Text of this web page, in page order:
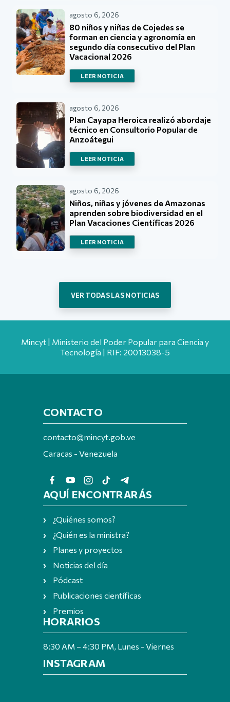
agosto 6, 2026
80 niños y niñas de Cojedes se
forman en ciencia y agronomía en
segundo día consecutivo del Plan
Vacacional 2026
LEER NOTICIA
agosto 6, 2026
Plan Cayapa Heroica realizó abordaje
técnico en Consultorio Popular de
Anzoátegui
LEER NOTICIA
agosto 6, 2026
Niños, niñas y jóvenes de Amazonas
aprenden sobre biodiversidad en el
Plan Vacaciones Científicas 2026
LEER NOTICIA
VER TODAS LAS NOTICIAS
Mincyt | Ministerio del Poder Popular para Ciencia y
Tecnología | RIF: 20013038-5
CONTACTO
contacto@mincyt.gob.ve
Caracas - Venezuela
AQUÍ ENCONTRARÁS
¿Quiénes somos?
¿Quién es la ministra?
Planes y proyectos
Noticias del día
Pódcast
Publicaciones científicas
Premios
HORARIOS
8:30 AM – 4:30 PM, Lunes - Viernes
INSTAGRAM